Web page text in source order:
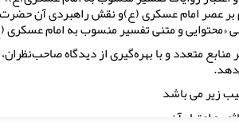
بر عصر امام عسکری (ع)و نقش راهبردی آن
«محتوایی و متنی تفسیر منسوب به امام
منابع متعدد و با بهره‌گیری از دیدگاه
زیر می باشد
و اعتبار آن